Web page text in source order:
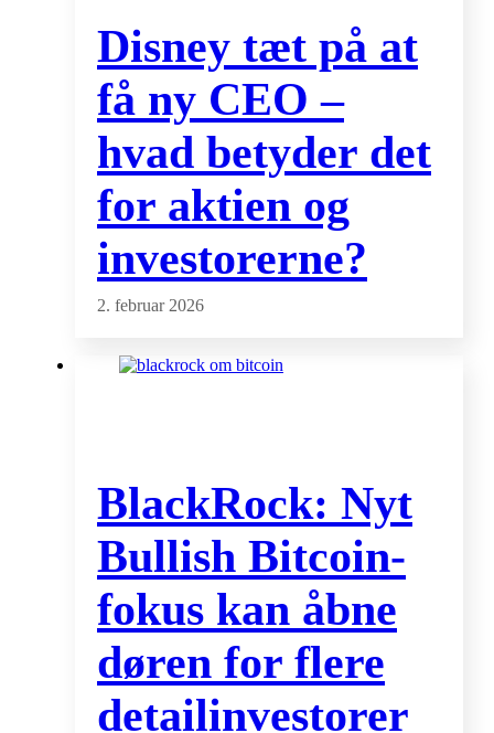
Disney tæt på at
få ny CEO –
hvad betyder det
for aktien og
investorerne?
2. februar 2026
BlackRock: Nyt
Bullish Bitcoin-
fokus kan åbne
døren for flere
detailinvestorer